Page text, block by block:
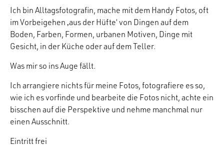
Ich bin Alltagsfotografin, mache mit dem Handy Fotos, oft
im Vorbeigehen ‚aus der Hüfte‘ von Dingen auf dem
Boden, Farben, Formen, urbanen Motiven, Dinge mit
Gesicht, in der Küche oder auf dem Teller.
Was mir so ins Auge fällt.
Ich arrangiere nichts für meine Fotos, fotografiere es so,
wie ich es vorfinde und bearbeite die Fotos nicht, achte ein
bisschen auf die Perspektive und nehme manchmal nur
einen Ausschnitt.
Eintritt frei